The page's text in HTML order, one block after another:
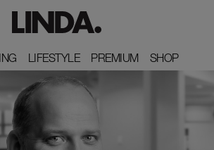
LIFESTYLE
LIFESTYLE PREMIUM
PREMIUM SHOP
SHOP